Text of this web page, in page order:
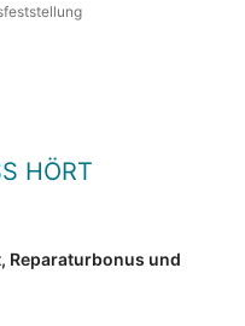
HÖRT
Reparaturbonus und